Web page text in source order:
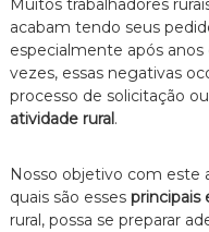
Muitos trabalhadores
acabam tendo seus
especialmente após
vezes, essas negativas
processo de solicitação
atividade rural.
Nosso objetivo com este
quais são esses principais
rural, possa se preparar